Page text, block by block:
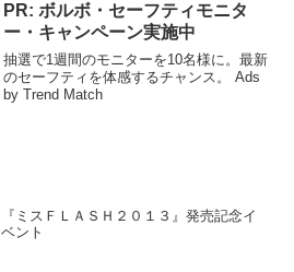
PR: ボルボ・セーフティモニタ
ー・キャンペーン実施中
抽選で1週間のモニターを10名様に。最新
のセーフティを体感するチャンス。 Ads
by Trend Match
『ミスＦＬＡＳＨ２０１３』発売記念イ
ベント